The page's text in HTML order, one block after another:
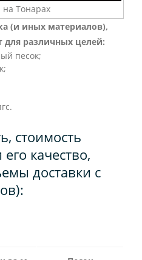
на Тонарах
(и иных материалов),
для различных целей:
песок;
стоимость
качество,
доставки с